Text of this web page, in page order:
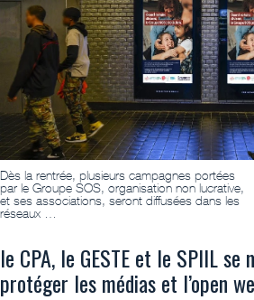
Dès la rentrée, plusieurs campagnes portées
par le Groupe SOS, organisation non lucrative,
et ses associations, seront diffusées dans les
réseaux …
le CPA, le GESTE et le SPIIL
protéger les médias et l’open